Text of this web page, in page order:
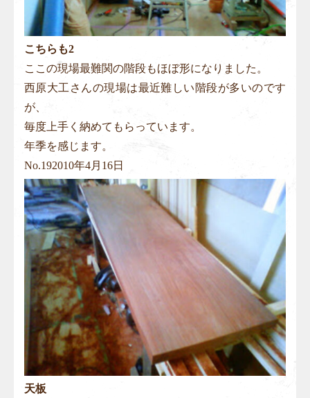
こちらも2
ここの現場最難関の階段もほぼ形になりました。
西原大工さんの現場は最近難しい階段が多いのです
が、
毎度上手く納めてもらっています。
年季を感じます。
No.192010年4月16日
天板